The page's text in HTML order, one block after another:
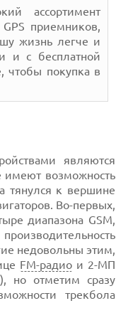
ассортимент
приемников,
жизнь легче и
и с бесплатной
чтобы покупка в
являются
имеют возможность
тянулся к вершине
Во-первых,
диапазона GSM,
недовольны этим,
FM-радиои 2-МП
но отметим сразу
трекбола